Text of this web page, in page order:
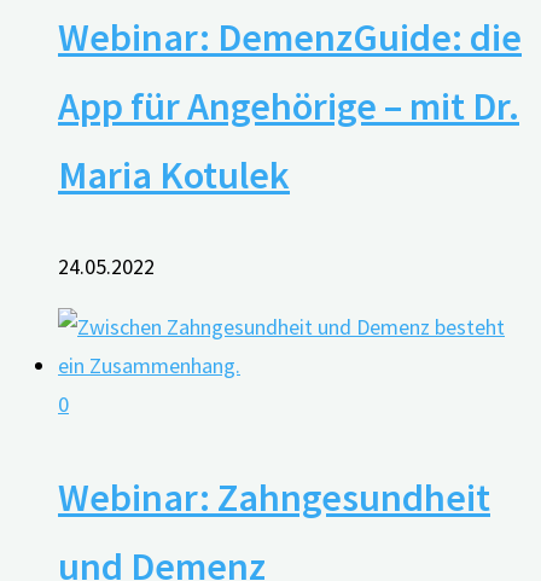
Webinar: DemenzGuide: die
App für Angehörige – mit Dr.
Maria Kotulek
24.05.2022
0
Webinar: Zahngesundheit
und Demenz